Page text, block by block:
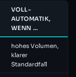
VOLL-
AUTOMATIK,
WENN …
hohes Volumen,
klarer
Standardfall